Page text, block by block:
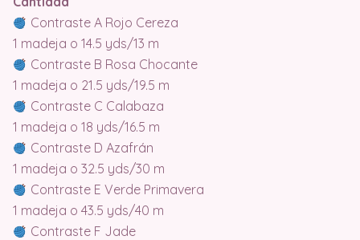
Contraste A Rojo Cereza
1 madeja o 14.5 yds/13 m
Contraste B Rosa Chocante
1 madeja o 21.5 yds/19.5 m
Contraste C Calabaza
1 madeja o 18 yds/16.5 m
Contraste D Azafrán
1 madeja o 32.5 yds/30 m
Contraste E Verde Primavera
1 madeja o 43.5 yds/40 m
Contraste F Jade